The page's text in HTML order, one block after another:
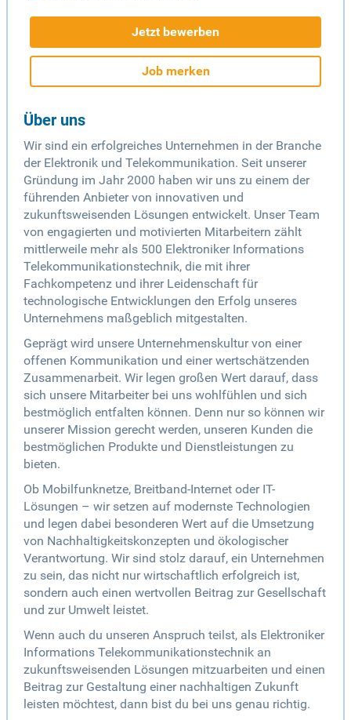
Jetzt bewerben
Job merken
Über uns
Wir sind ein erfolgreiches Unternehmen in der Branche
der Elektronik und Telekommunikation. Seit unserer
Gründung im Jahr 2000 haben wir uns zu einem der
führenden Anbieter von innovativen und
zukunftsweisenden Lösungen entwickelt. Unser Team
von engagierten und motivierten Mitarbeitern zählt
mittlerweile mehr als 500 Elektroniker Informations
Telekommunikationstechnik, die mit ihrer
Fachkompetenz und ihrer Leidenschaft für
technologische Entwicklungen den Erfolg unseres
Unternehmens maßgeblich mitgestalten.
Geprägt wird unsere Unternehmenskultur von einer
offenen Kommunikation und einer wertschätzenden
Zusammenarbeit. Wir legen großen Wert darauf, dass
sich unsere Mitarbeiter bei uns wohlfühlen und sich
bestmöglich entfalten können. Denn nur so können wir
unserer Mission gerecht werden, unseren Kunden die
bestmöglichen Produkte und Dienstleistungen zu
bieten.
Ob Mobilfunknetze, Breitband-Internet oder IT-
Lösungen – wir setzen auf modernste Technologien
und legen dabei besonderen Wert auf die Umsetzung
von Nachhaltigkeitskonzepten und ökologischer
Verantwortung. Wir sind stolz darauf, ein Unternehmen
zu sein, das nicht nur wirtschaftlich erfolgreich ist,
sondern auch einen wertvollen Beitrag zur Gesellschaft
und zur Umwelt leistet.
Wenn auch du unseren Anspruch teilst, als Elektroniker
Informations Telekommunikationstechnik an
zukunftsweisenden Lösungen mitzuarbeiten und einen
Beitrag zur Gestaltung einer nachhaltigen Zukunft
leisten möchtest, dann bist du bei uns genau richtig.